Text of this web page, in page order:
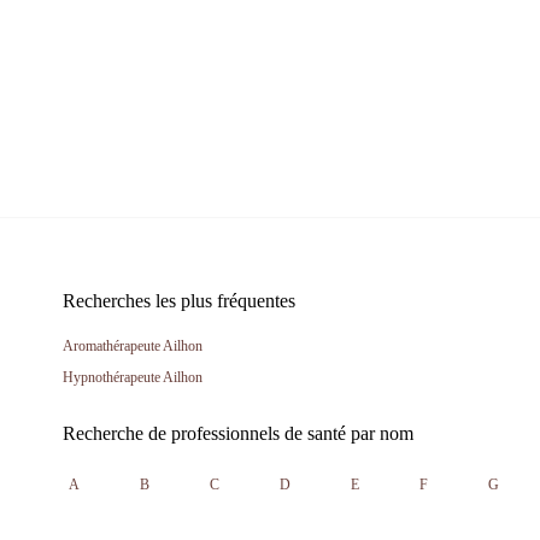
Recherches les plus fréquentes
Aromathérapeute Ailhon
Hypnothérapeute Ailhon
Recherche de professionnels de santé par nom
A B C D E F G